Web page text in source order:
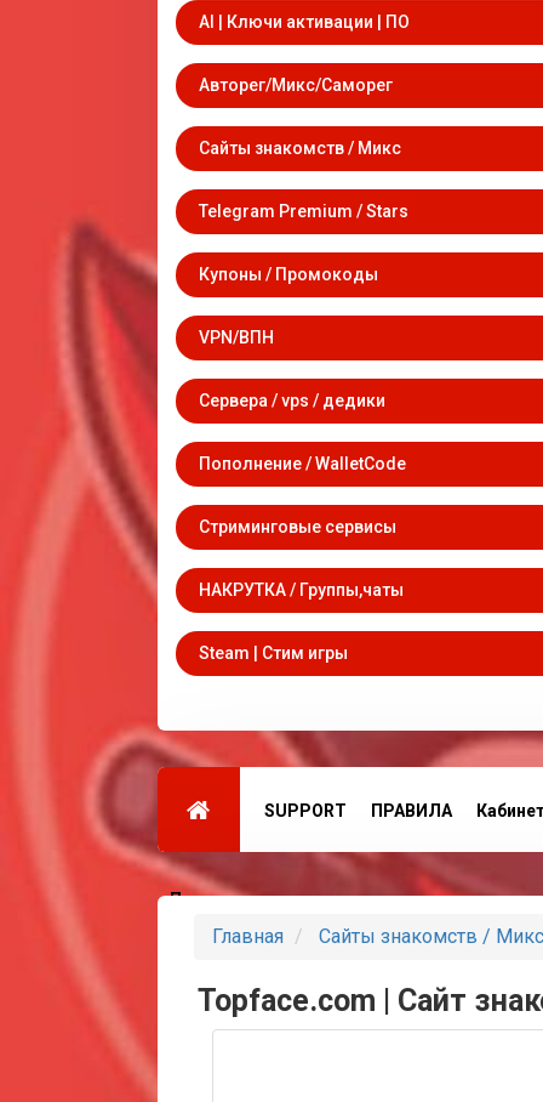
AI | Ключи активации | ПО
Авторег/Микс/Саморег
Сайты знакомств / Микс
Telegram Premium / Stars
Купоны / Промокоды
VPN/ВПН
Сервера / vps / дедики
Пополнение / WalletCode
Стриминговые сервисы
НАКРУТКА / Группы,чаты
Steam | Стим игры
SUPPORT ПРАВИЛА
Партнеры
Главная Сайты знакомств / Микс
Topface.com | Сайт